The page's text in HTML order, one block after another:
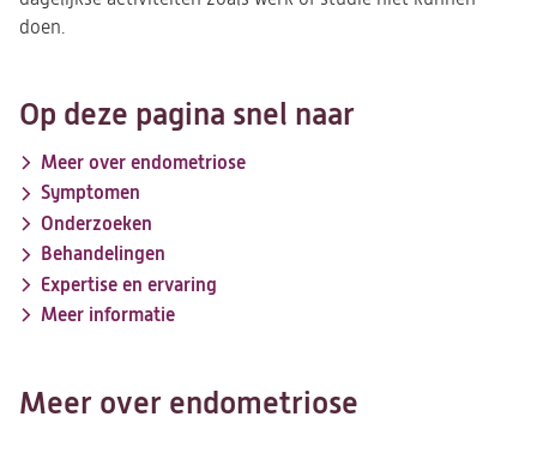
doen.
Op deze pagina snel naar
Meer over endometriose
Symptomen
Onderzoeken
Behandelingen
Expertise en ervaring
Meer informatie
Meer over endometriose